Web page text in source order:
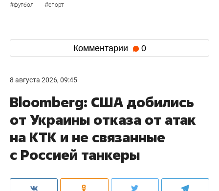
#футбол #спорт
Комментарии 0
8 августа 2026, 09:45
Bloomberg: США добились
от Украины отказа от атак
на КТК и не связанные
с Россией танкеры